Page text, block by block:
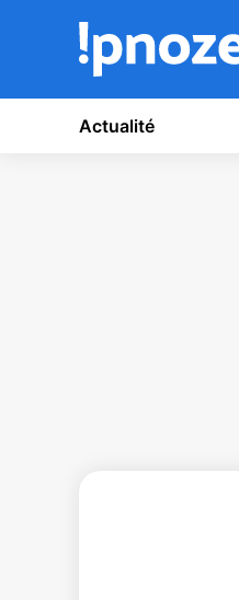
Actualité